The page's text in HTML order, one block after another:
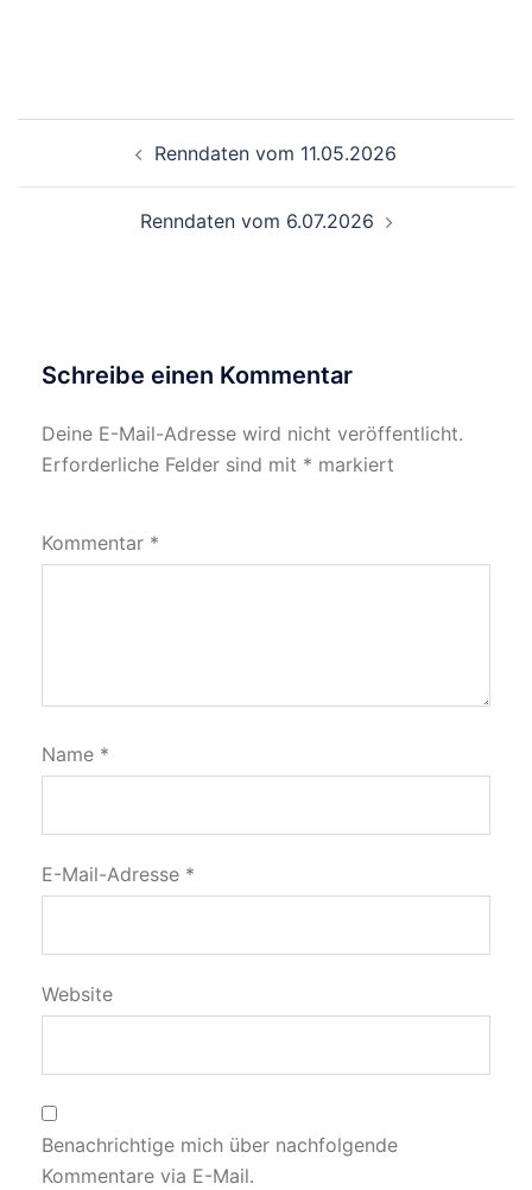
Renndaten vom 11.05.2026
Renndaten vom 6.07.2026
Schreibe einen Kommentar
Deine E-Mail-Adresse wird nicht veröffentlicht.
Erforderliche Felder sind mit * markiert
Kommentar *
Name *
E-Mail-Adresse *
Website
Benachrichtige mich über nachfolgende
Kommentare via E-Mail.